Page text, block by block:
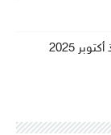
مسؤولة بالستاغ: التحضيرات للصيف انطلقت منذ أكتوبر 2025